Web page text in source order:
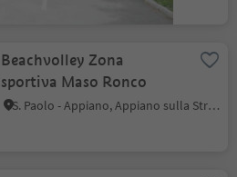
Beachvolley Zona
sportiva Maso Ronco
S. Paolo - Appiano, Appiano sulla Strada del Vino, Strada del Vino